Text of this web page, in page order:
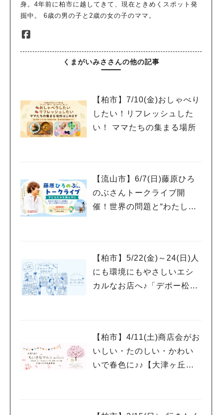
身。4年前に柏市に越してきて、現在ときめくスポット発
掘中。 6歳の男の子と2歳の女の子のママ。
くまがいみささんの他の記事
【柏市】7/10(金)おしゃべり
したい！リフレッシュした
い！ ママたちの集まる場所
【流山市】6/7(日)藤原ひろ
のぶさんトークライブ開
催！世界の問題と“わたした
【柏市】5/22(金)～24(日)人
にも環境にもやさしいエシ
カルなお店へ♪「デポー松葉
【柏市】4/11(土)商店会がお
いしい・たのしい・かわい
いで春色に♪♪【大津ヶ丘の
#ラーメン #ショッピング #カフェ#スイーツ#パン#カレー#柏駅
#イベント#公園#教えたい／教えて投稿記事
#教えたい/こんなの見つけた